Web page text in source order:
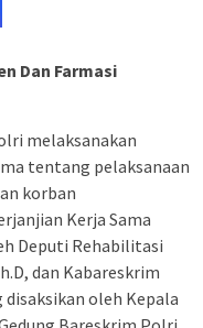
Dan Farmasi
melaksanakan
tentang pelaksanaan
korban
Kerja Sama
Deputi Rehabilitasi
dan Kabareskrim
disaksikan oleh Kepala